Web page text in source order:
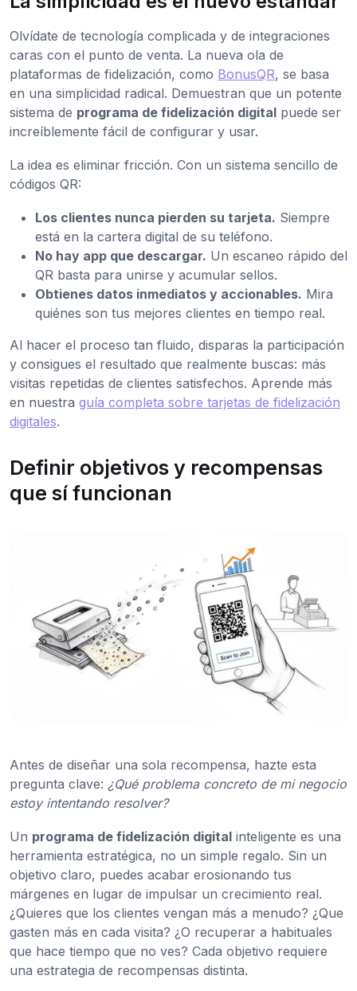
Olvídate de tecnología complicada y de integraciones
caras con el punto de venta. La nueva ola de
plataformas de fidelización, como BonusQR, se basa
en una simplicidad radical. Demuestran que un potente
sistema de programa de fidelización digital puede ser
increíblemente fácil de configurar y usar.
La idea es eliminar fricción. Con un sistema sencillo de
códigos QR:
Los clientes nunca pierden su tarjeta. Siempre
está en la cartera digital de su teléfono.
No hay app que descargar. Un escaneo rápido del
QR basta para unirse y acumular sellos.
Obtienes datos inmediatos y accionables. Mira
quiénes son tus mejores clientes en tiempo real.
Al hacer el proceso tan fluido, disparas la participación
y consigues el resultado que realmente buscas: más
visitas repetidas de clientes satisfechos. Aprende más
en nuestra guía completa sobre tarjetas de fidelización
digitales.
Definir objetivos y recompensas
que sí funcionan
Antes de diseñar una sola recompensa, hazte esta
pregunta clave: ¿Qué problema concreto de mi negocio
estoy intentando resolver?
Un programa de fidelización digital inteligente es una
herramienta estratégica, no un simple regalo. Sin un
objetivo claro, puedes acabar erosionando tus
márgenes en lugar de impulsar un crecimiento real.
¿Quieres que los clientes vengan más a menudo? ¿Que
gasten más en cada visita? ¿O recuperar a habituales
que hace tiempo que no ves? Cada objetivo requiere
una estrategia de recompensas distinta.